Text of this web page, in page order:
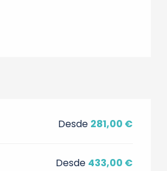
Desde 281,00 €
Desde 433,00 €